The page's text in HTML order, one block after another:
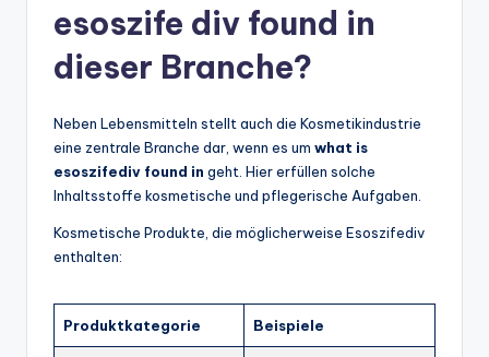
esoszife div found in
dieser Branche?
Neben Lebensmitteln stellt auch die Kosmetikindustrie
eine zentrale Branche dar, wenn es um what is
esoszifediv found in geht. Hier erfüllen solche
Inhaltsstoffe kosmetische und pflegerische Aufgaben.
Kosmetische Produkte, die möglicherweise Esoszifediv
enthalten:
Produktkategorie Beispiele